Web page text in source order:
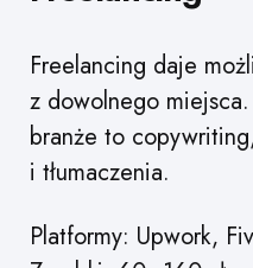
Freelancing daje
z dowolnego
branże to
i tłumaczenia.
Platformy: Upwork,